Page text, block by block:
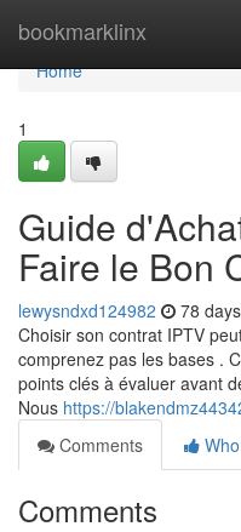
bookmarklinx
Home
Home
1
Guide
Faire le Bon
lewysndxd124982 78
Choisir son contrat IPTV
comprenez pas les bases .
points clés à évaluer avant
Nous https://
Comments
Comments